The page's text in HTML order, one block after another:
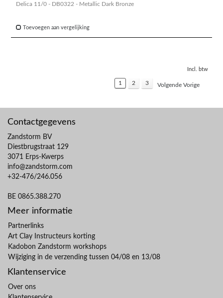
Delica 11/0 - DB0322 - Metallic Dark Bronze
Toevoegen aan vergelijking
Incl. btw
1 2 3 Volgende Vorige
Contactgegevens
Zandstorm BV
Diestbrugstraat 129
3071 Erps-Kwerps
info@zandstorm.com
+32-476/246.056
BE 0865.388.270
Meer informatie
Partnerlinks
Art Clay Instructeurs korting
Kadobon Zandstorm workshops
Wijziging in de verzending tussen 04/08 en 13/08
Klantenservice
Over ons